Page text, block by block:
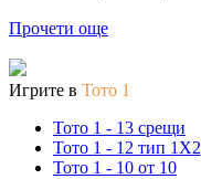
Прочети още
Игрите в Тото 1
Тото 1 - 13 срещи
Тото 1 - 12 тип 1X2
Тото 1 - 10 от 10